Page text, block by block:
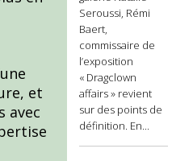
et
avec
Seroussi, Rémi
Baert,
commissaire de
l’exposition
« Dragclown
affairs » revient
sur des points de
définition. En...